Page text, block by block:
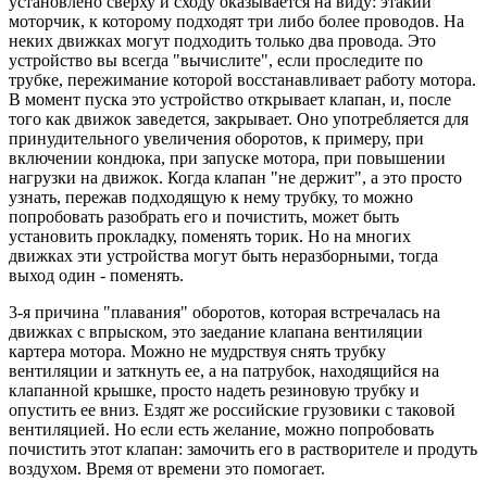
моторчик, к которому подходят три либо более проводов. На
неких движках могут подходить только два провода. Это
устройство вы всегда "вычислите", если проследите по
трубке, пережимание которой восстанавливает работу мотора.
В момент пуска это устройство открывает клапан, и, после
того как движок заведется, закрывает. Оно употребляется для
принудительного увеличения оборотов, к примеру, при
включении кондюка, при запуске мотора, при повышении
нагрузки на движок. Когда клапан "не держит", а это просто
узнать, пережав подходящую к нему трубку, то можно
попробовать разобрать его и почистить, может быть
установить прокладку, поменять торик. Но на многих
движках эти устройства могут быть неразборными, тогда
выход один - поменять.
3-я причина "плавания" оборотов, которая встречалась на
движках с впрыском, это заедание клапана вентиляции
картера мотора. Можно не мудрствуя снять трубку
вентиляции и заткнуть ее, а на патрубок, находящийся на
клапанной крышке, просто надеть резиновую трубку и
опустить ее вниз. Ездят же российские грузовики с таковой
вентиляцией. Но если есть желание, можно попробовать
почистить этот клапан: замочить его в растворителе и продуть
воздухом. Время от времени это помогает.